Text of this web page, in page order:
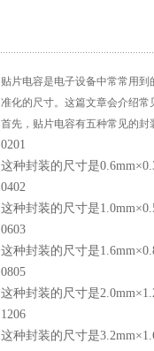
贴片电容是电子设备中常常用
准化的尺寸。这篇文章会介绍常
首先，贴片电容有五种常见的封
0201
这种封装的尺寸是
0402
这种封装的尺寸是
0603
这种封装的尺寸是
0805
这种封装的尺寸是
1206
这种封装的尺寸是